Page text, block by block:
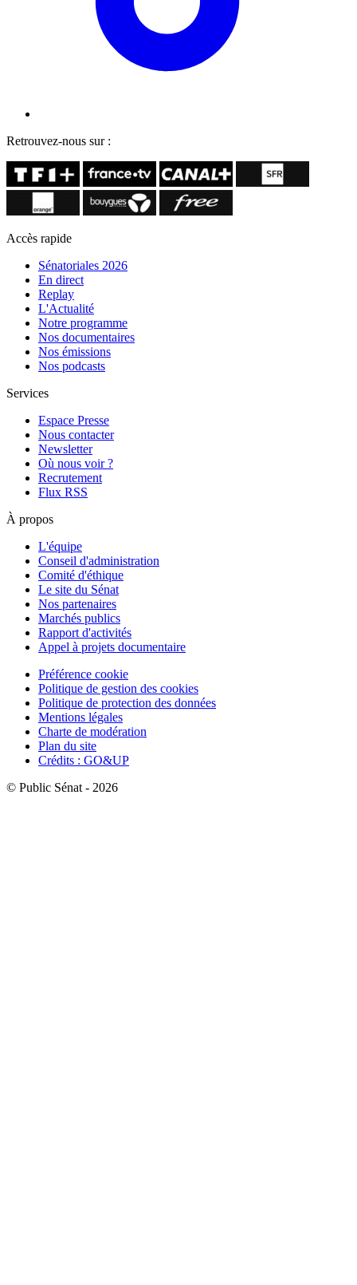
Retrouvez-nous sur :
Accès rapide
Sénatoriales 2026
En direct
Replay
L'Actualité
Notre programme
Nos documentaires
Nos émissions
Nos podcasts
Services
Espace Presse
Nous contacter
Newsletter
Où nous voir ?
Recrutement
Flux RSS
À propos
L'équipe
Conseil d'administration
Comité d'éthique
Le site du Sénat
Nos partenaires
Marchés publics
Rapport d'activités
Appel à projets documentaire
Préférence cookie
Politique de gestion des cookies
Politique de protection des données
Mentions légales
Charte de modération
Plan du site
Crédits : GO&UP
© Public Sénat - 2026